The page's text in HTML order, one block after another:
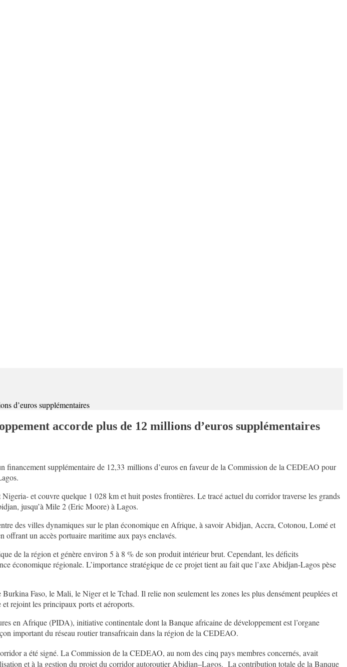
d’euros supplémentaires
accorde plus de 12 millions d’euros supplémentaires
supplémentaire de 12,33 millions d’euros en faveur de la Commission de la CEDEAO pour
et couvre quelque 1 028 km et huit postes frontières. Le tracé actuel du corridor traverse les grands
jusqu’à Mile 2 (Eric Moore) à Lagos.
des villes dynamiques sur le plan économique en Afrique, à savoir Abidjan, Accra, Cotonou, Lomé et
offrant un accès portuaire maritime aux pays enclavés.
de la région et génère environ 5 à 8 % de son produit intérieur brut. Cependant, les déficits
économique régionale. L’importance stratégique de ce projet tient au fait que l’axe Abidjan-Lagos pèse
Faso, le Mali, le Niger et le Tchad. Il relie non seulement les zones les plus densément peuplées et
rejoint les principaux ports et aéroports.
en Afrique (PIDA), initiative continentale dont la Banque africaine de développement est l’organe
important du réseau routier transafricain dans la région de la CEDEAO.
a été signé. La Commission de la CEDEAO, au nom des cinq pays membres concernés, avait
et à la gestion du projet du corridor autoroutier Abidjan–Lagos. La contribution totale de la Banque